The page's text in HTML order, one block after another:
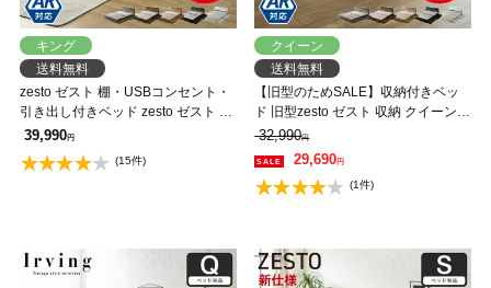
キング
送料無料
zesto ゼスト 棚・USBコンセント・
引き出し付きベッド zesto ゼスト キ
ング USBポート コンセント キング
有料組立】
39,990円
(15件)
クイーン
送料無料
【旧型のためSALE】収納付きベッ
ド 旧型zesto ゼスト 収納 クイーンベ
ッド フレームのみ 収納付き USBポ
ート付き クイーン すのこベッド 引
き出し付きベッド 木製ベッド
【AR】【z有料組立】
32,990円
29,690円
(1件)